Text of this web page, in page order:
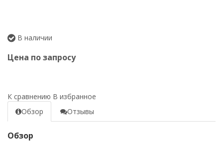
В наличии
Цена по запросу
К сравнению В избранное
Обзор
Отзывы
Обзор